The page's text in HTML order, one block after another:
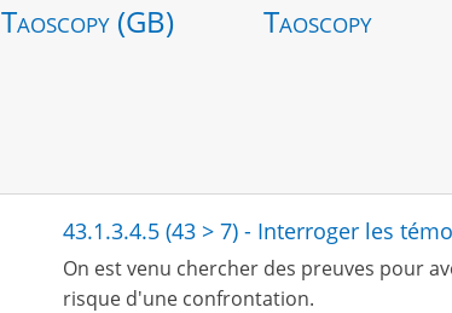
Taoscopy (GB) Taoscopy
43.1.3.4.5 (43 > 7) - Interroger les
On est venu chercher des preuves pour
risque d'une confrontation.